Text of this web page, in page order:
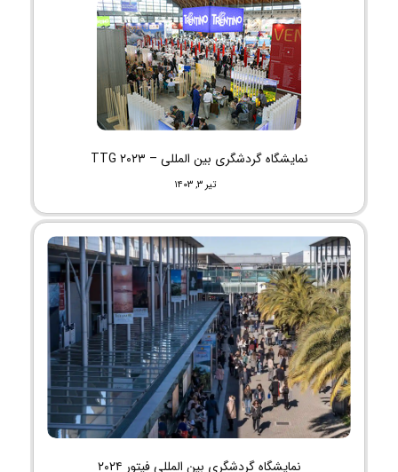
نمایشگاه گردشگری بین المللی – TTG ۲۰۲۳
تیر ۳, ۱۴۰۳
نمایشگاه گردشگری بین المللی فیتور ۲۰۲۴